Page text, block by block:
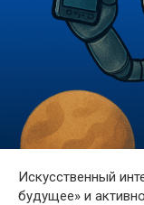
Искусственный
будущее» и